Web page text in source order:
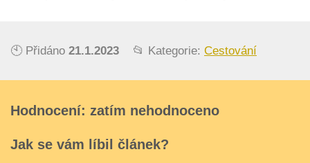
🕙 Přidáno 21.1.2023 📂 Kategorie: Cestování
Hodnocení: zatím nehodnoceno
Jak se vám líbil článek?